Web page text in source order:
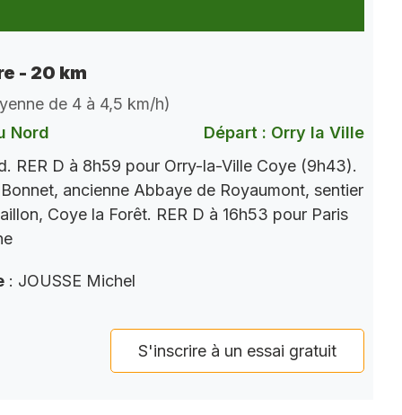
- 20 km
de 4 à 4,5 km/h)
Nord
Départ : Orry la Ville
RER D à 8h59 pour Orry-la-Ville Coye (9h43).
ancienne Abbaye de Royaumont, sentier
Coye la Forêt. RER D à 16h53 pour Paris
: JOUSSE Michel
S'inscrire à un essai gratuit